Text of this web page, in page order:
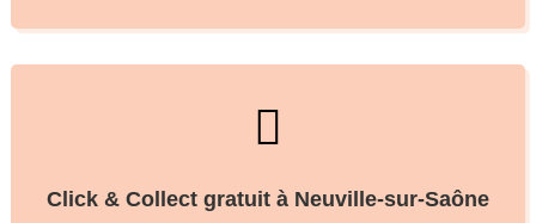

Click & Collect gratuit à Neuville-sur-Saône